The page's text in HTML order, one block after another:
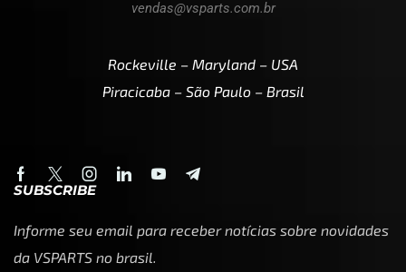
vendas@vsparts.com.br
Rockeville – Maryland – USA
Piracicaba – São Paulo – Brasil
SUBSCRIBE
Informe seu email para receber notícias sobre novidades
da VSPARTS no brasil.